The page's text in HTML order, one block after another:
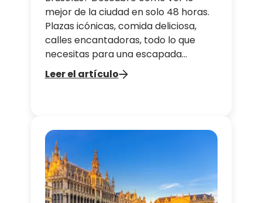
mejor de la ciudad en solo 48 horas.
Plazas icónicas, comida deliciosa,
calles encantadoras, todo lo que
necesitas para una escapada
perfecta.
Leer el artículo